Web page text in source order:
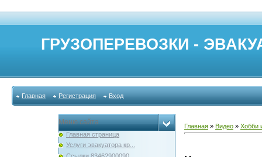
ГРУЗОПЕРЕВОЗКИ -
Главная Регистрация Вход
Меню сайта
Главная страница
Услуги эвакуатора кр...
Главная » Видео » Хобби